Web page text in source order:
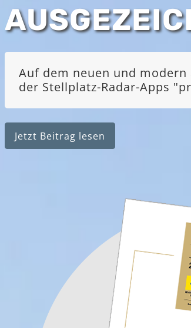
Auf dem neuen und
der Stellplatz-Radar-Apps
Jetzt Beitrag lesen